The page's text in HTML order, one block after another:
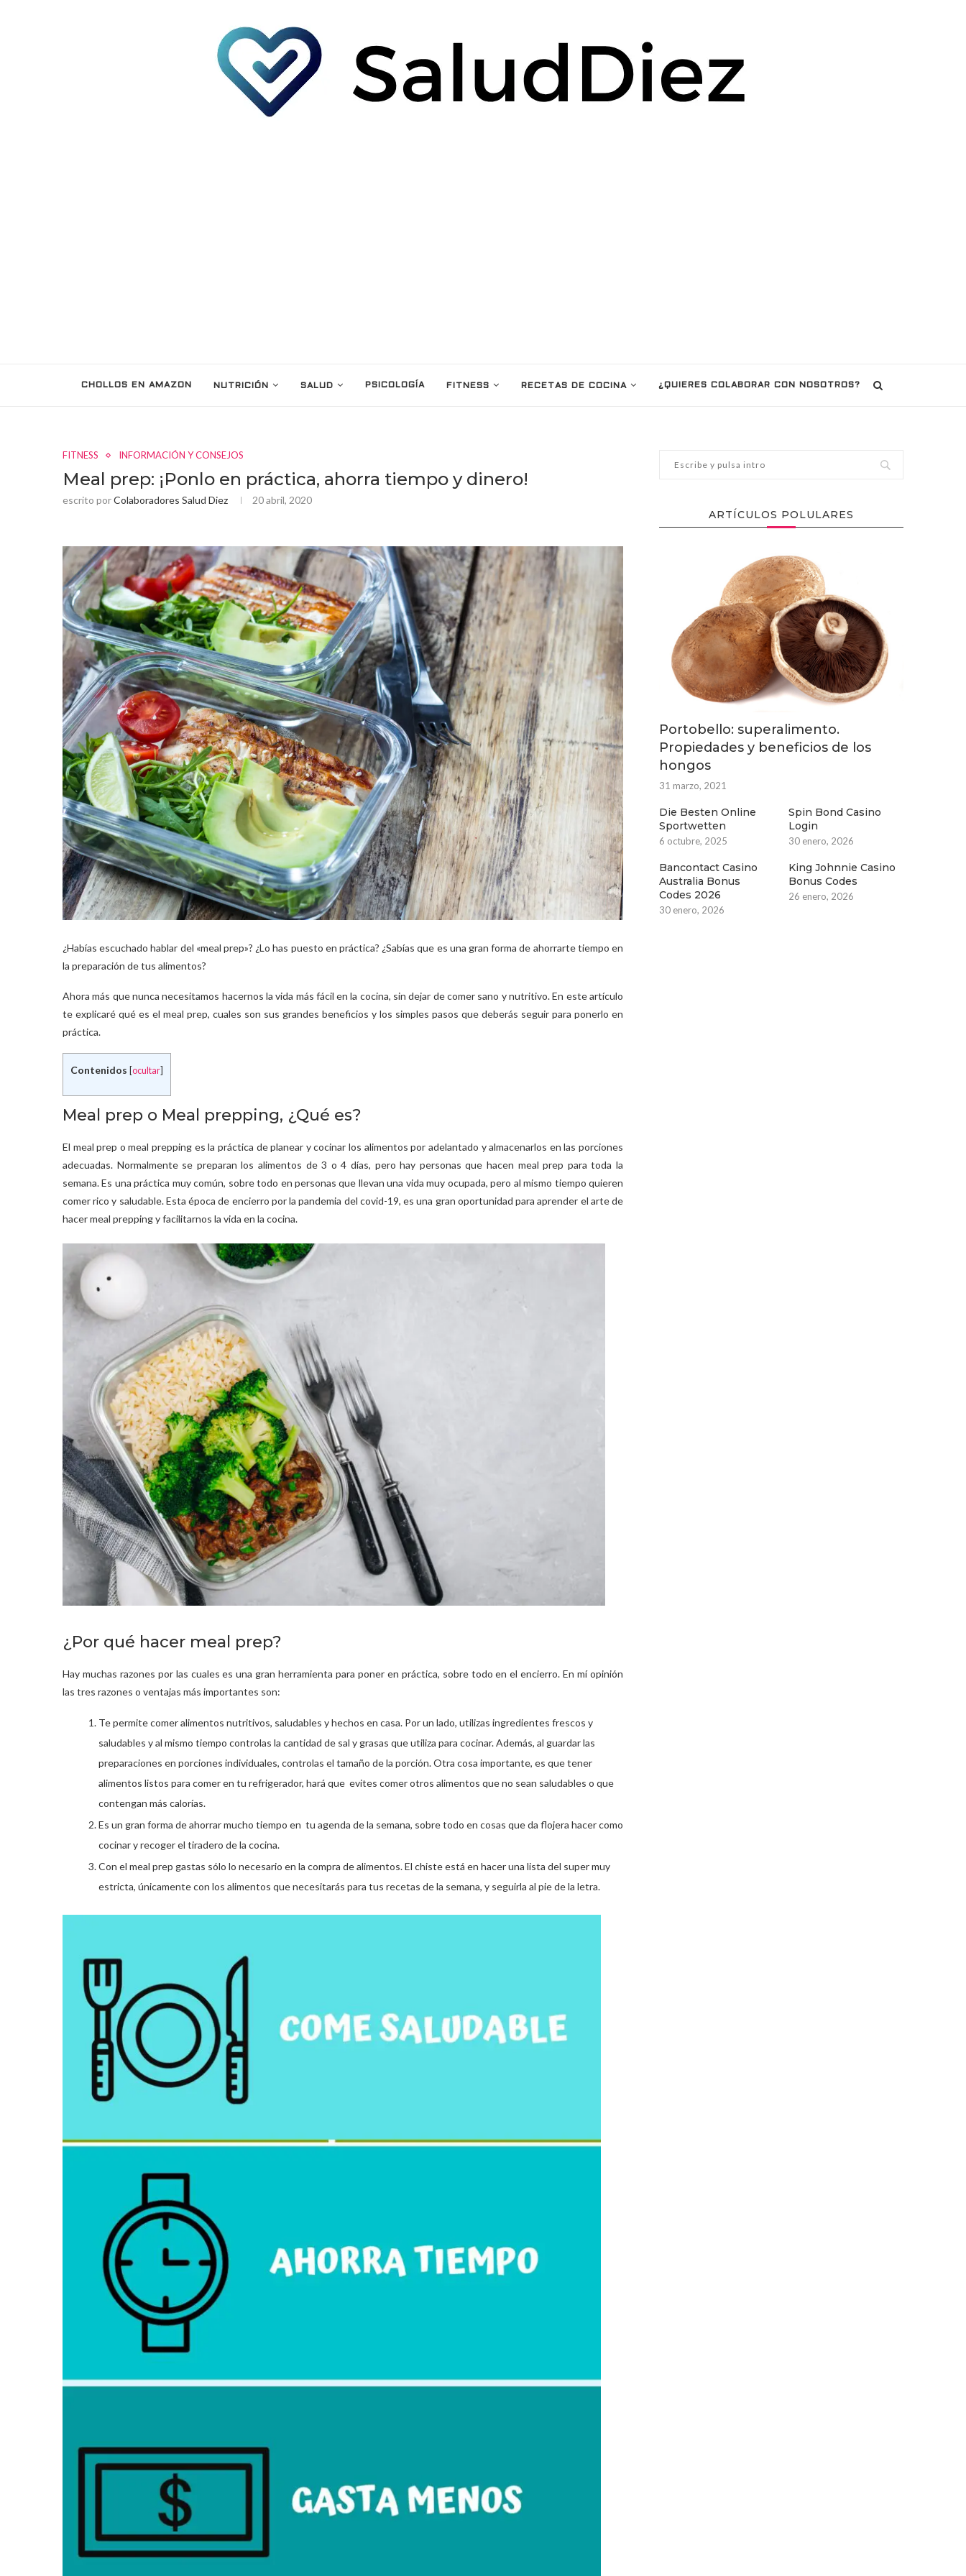
CHOLLOS EN AMAZON NUTRICIÓN SALUD PSICOLOGÍA FITNESS RECETAS DE COCINA ¿QUIERES COLABORAR CON NOSOTROS?
FITNESS INFORMACIÓN Y CONSEJOS
Meal prep: ¡Ponlo en práctica, ahorra tiempo y dinero!
escrito porColaboradores Salud Diez 20 abril, 2020
¿Habías escuchado hablar del «meal prep»? ¿Lo has puesto en práctica? ¿Sabías que es una gran forma de ahorrarte tiempo en
la preparación de tus alimentos?
Ahora más que nunca necesitamos hacernos la vida más fácil en la cocina, sin dejar de comer sano y nutritivo. En este artículo
te explicaré qué es el meal prep, cuales son sus grandes beneficios y los simples pasos que deberás seguir para ponerlo en
práctica.
Contenidos ocultar
Meal prep o Meal prepping, ¿Qué es?
El meal prep o meal prepping es la práctica de planear y cocinar los alimentos por adelantado y almacenarlos en las porciones
adecuadas. Normalmente se preparan los alimentos de 3 o 4 días, pero hay personas que hacen meal prep para toda la
semana. Es una práctica muy común, sobre todo en personas que llevan una vida muy ocupada, pero al mismo tiempo quieren
comer rico y saludable. Esta época de encierro por la pandemia del covid-19, es una gran oportunidad para aprender el arte de
hacer meal prepping y facilitarnos la vida en la cocina.
¿Por qué hacer meal prep?
Hay muchas razones por las cuales es una gran herramienta para poner en práctica, sobre todo en el encierro. En mí opinión
las tres razones o ventajas más importantes son:
Te permite comer alimentos nutritivos, saludables y hechos en casa. Por un lado, utilizas ingredientes frescos y
saludables y al mismo tiempo controlas la cantidad de sal y grasas que utiliza para cocinar. Además, al guardar las
preparaciones en porciones individuales, controlas el tamaño de la porción. Otra cosa importante, es que tener
alimentos listos para comer en tu refrigerador, hará que evites comer otros alimentos que no sean saludables o que
contengan más calorías.
Es un gran forma de ahorrar mucho tiempo en tu agenda de la semana, sobre todo en cosas que da flojera hacer como
cocinar y recoger el tiradero de la cocina.
Con el meal prep gastas sólo lo necesario en la compra de alimentos. El chiste está en hacer una lista del super muy
estricta, únicamente con los alimentos que necesitarás para tus recetas de la semana, y seguirla al pie de la letra.
ARTÍCULOS POLULARES
Portobello: superalimento.
Propiedades y beneficios de los
hongos
31 marzo, 2021
Die Besten Online
Sportwetten
6 octubre, 2025
Spin Bond Casino
Login
30 enero, 2026
Bancontact Casino
Australia Bonus
Codes 2026
30 enero, 2026
King Johnnie Casino
Bonus Codes
26 enero, 2026